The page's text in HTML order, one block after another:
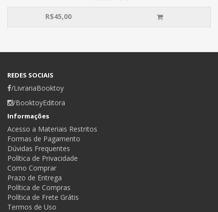
R$45,00
REDES SOCIAIS
/LivrariaBooktoy
/BooktoyEditora
Informações
Acesso a Materiais Restritos
Formas de Pagamento
Dúvidas Frequentes
Política de Privacidade
Como Comprar
Prazo de Entrega
Política de Compras
Política de Frete Grátis
Termos de Uso